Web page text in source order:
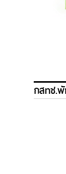
กสทช.